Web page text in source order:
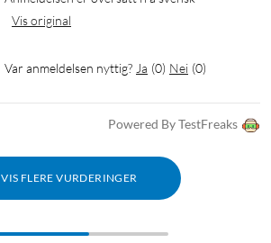
Vis original
Var anmeldelsen nyttig? Ja (0) Nei (0)
Powered By TestFreaks
VIS FLERE VURDERINGER